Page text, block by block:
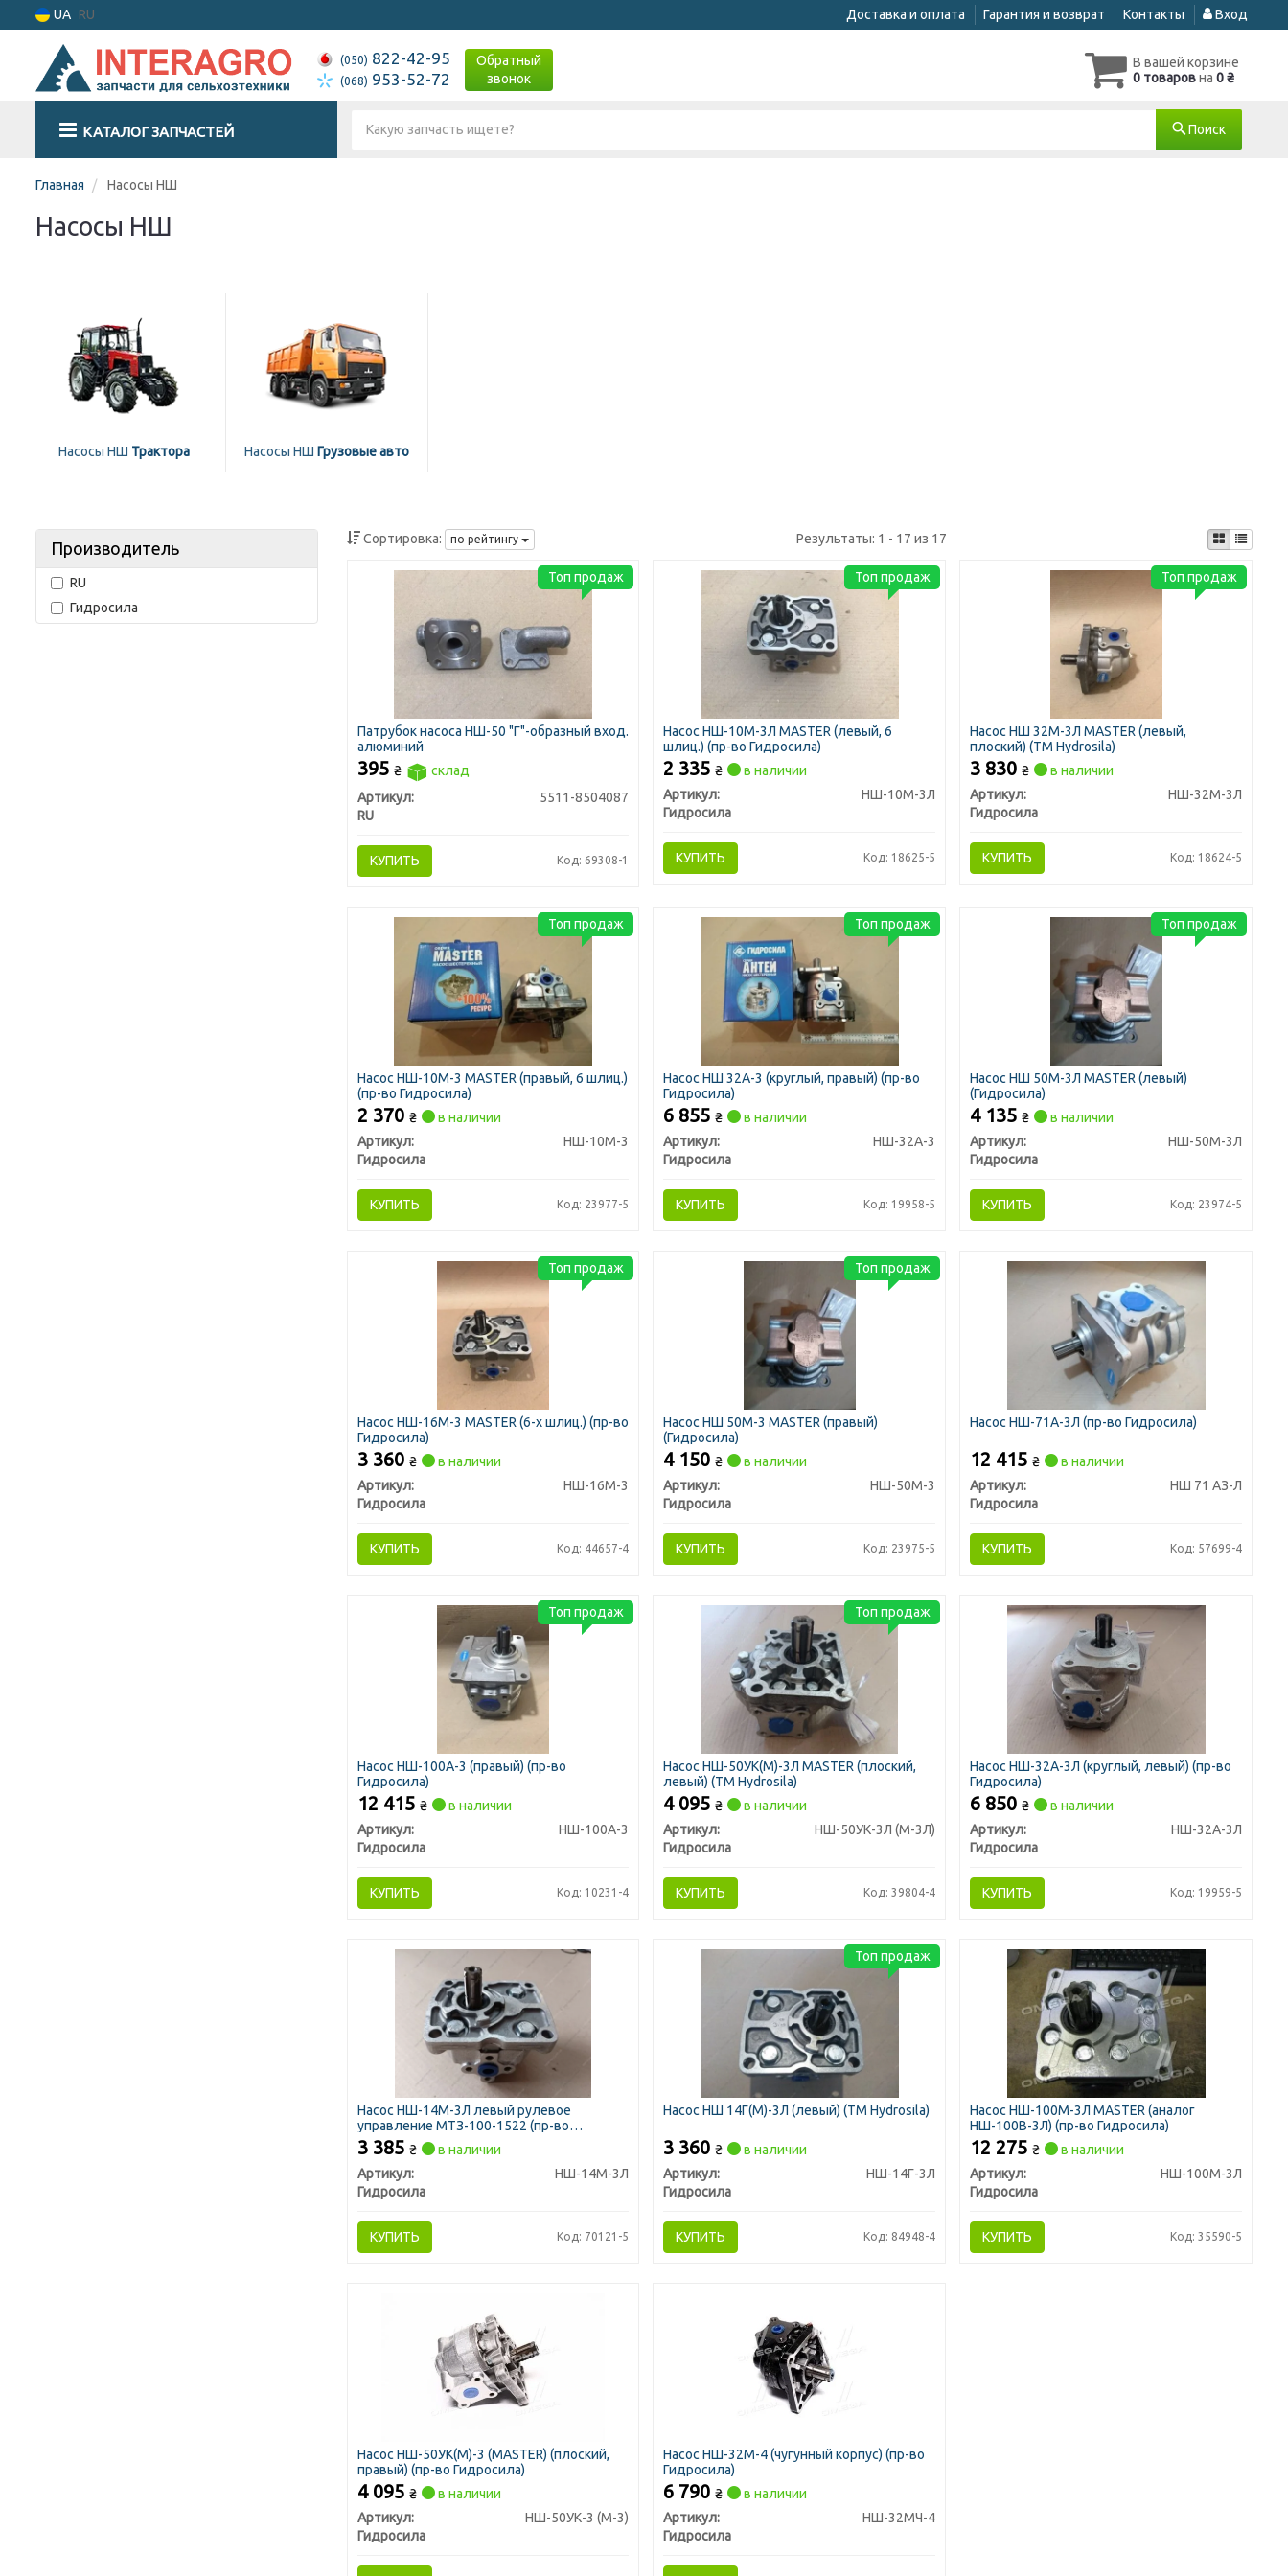
UA RU Доставка и оплата Гарантия и возврат Контакты Вход
(050) 822-42-95
(068) 953-52-72
Обратный
звонок
В вашей корзине
0 товаровна 0 ₴
КАТАЛОГ ЗАПЧАСТЕЙ Поиск
Главная Насосы НШ
Насосы НШ
Насосы НШ Трактора Насосы НШ Грузовые авто
Производитель
RU
Гидросила
Сортировка: по рейтингу Результаты: 1 - 17 из 17
Патрубок насоса НШ-50 "Г"-образный вход.
алюминий
395 ₴
склад
Артикул:
5511-8504087
RU
КУПИТЬ Код: 69308-1
Топ продаж
Насос НШ-10М-3Л MASTER (левый, 6
шлиц.) (пр-во Гидросила)
2 335₴
в наличии
Артикул:
НШ-10М-3Л
Гидросила
КУПИТЬ Код: 18625-5
Топ продаж
Насос НШ 32М-3Л MASTER (левый,
плоский) (ТМ Hydrosila)
3 830₴
в наличии
Артикул:
НШ-32М-3Л
Гидросила
КУПИТЬ Код: 18624-5
Топ продаж
Насос НШ-10М-3 MASTER (правый, 6 шлиц.)
(пр-во Гидросила)
2 370 ₴
в наличии
Артикул:
НШ-10М-3
Гидросила
КУПИТЬ Код: 23977-5
Топ продаж
Насос НШ 32А-3 (круглый, правый) (пр-во
Гидросила)
6 855₴
в наличии
Артикул:
НШ-32А-3
Гидросила
КУПИТЬ Код: 19958-5
Топ продаж
Насос НШ 50М-3Л MASTER (левый)
(Гидросила)
4 135₴
в наличии
Артикул:
НШ-50М-3Л
Гидросила
КУПИТЬ Код: 23974-5
Топ продаж
Насос НШ-16М-3 MASTER (6-х шлиц.) (пр-во
Гидросила)
3 360 ₴
в наличии
Артикул:
НШ-16М-3
Гидросила
КУПИТЬ Код: 44657-4
Топ продаж
Насос НШ 50М-3 MASTER (правый)
(Гидросила)
4 150₴
в наличии
Артикул:
НШ-50М-3
Гидросила
КУПИТЬ Код: 23975-5
Топ продаж
Насос НШ-71А-3Л (пр-во Гидросила)
12 415₴
в наличии
Артикул:
НШ 71 АЗ-Л
Гидросила
КУПИТЬ Код: 57699-4
Насос НШ-100А-3 (правый) (пр-во
Гидросила)
12 415 ₴
в наличии
Артикул:
НШ-100А-3
Гидросила
КУПИТЬ Код: 10231-4
Топ продаж
Насос НШ-50УК(М)-3Л MASTER (плоский,
левый) (ТМ Hydrosila)
4 095₴
в наличии
Артикул:
НШ-50УК-3Л (М-3Л)
Гидросила
КУПИТЬ Код: 39804-4
Топ продаж
Насос НШ-32А-3Л (круглый, левый) (пр-во
Гидросила)
6 850₴
в наличии
Артикул:
НШ-32А-3Л
Гидросила
КУПИТЬ Код: 19959-5
Насос НШ-14М-3Л левый рулевое
управление МТЗ-100-1522 (пр-во
Гидросила)
3 385 ₴
в наличии
Артикул:
НШ-14М-3Л
Гидросила
КУПИТЬ Код: 70121-5
Насос НШ 14Г(М)-3Л (левый) (ТМ Hydrosila)
3 360₴
в наличии
Артикул:
НШ-14Г-3Л
Гидросила
КУПИТЬ Код: 84948-4
Топ продаж
Насос НШ-100М-3Л MASTER (аналог
НШ-100В-3Л) (пр-во Гидросила)
12 275₴
в наличии
Артикул:
НШ-100М-3Л
Гидросила
КУПИТЬ Код: 35590-5
Насос НШ-50УК(М)-3 (MASTER) (плоский,
правый) (пр-во Гидросила)
4 095 ₴
в наличии
Артикул:
НШ-50УК-3 (М-3)
Гидросила
Насос НШ-32М-4 (чугунный корпус) (пр-во
Гидросила)
6 790₴
в наличии
Артикул:
НШ-32МЧ-4
Гидросила